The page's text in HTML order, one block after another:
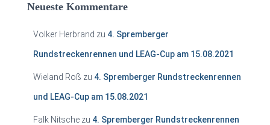
Neueste Kommentare
Volker Herbrand zu 4. Spremberger
Rundstreckenrennen und LEAG-Cup am 15.08.2021
Wieland Roß zu 4. Spremberger Rundstreckenrennen
und LEAG-Cup am 15.08.2021
Falk Nitsche zu 4. Spremberger Rundstreckenrennen